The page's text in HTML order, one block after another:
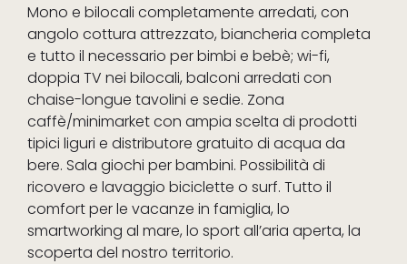
Mono e bilocali completamente arredati, con
angolo cottura attrezzato, biancheria completa
e tutto il necessario per bimbi e bebè; wi-fi,
doppia TV nei bilocali, balconi arredati con
chaise-longue tavolini e sedie. Zona
caffè/minimarket con ampia scelta di prodotti
tipici liguri e distributore gratuito di acqua da
bere. Sala giochi per bambini. Possibilità di
ricovero e lavaggio biciclette o surf. Tutto il
comfort per le vacanze in famiglia, lo
smartworking al mare, lo sport all’aria aperta, la
scoperta del nostro territorio.